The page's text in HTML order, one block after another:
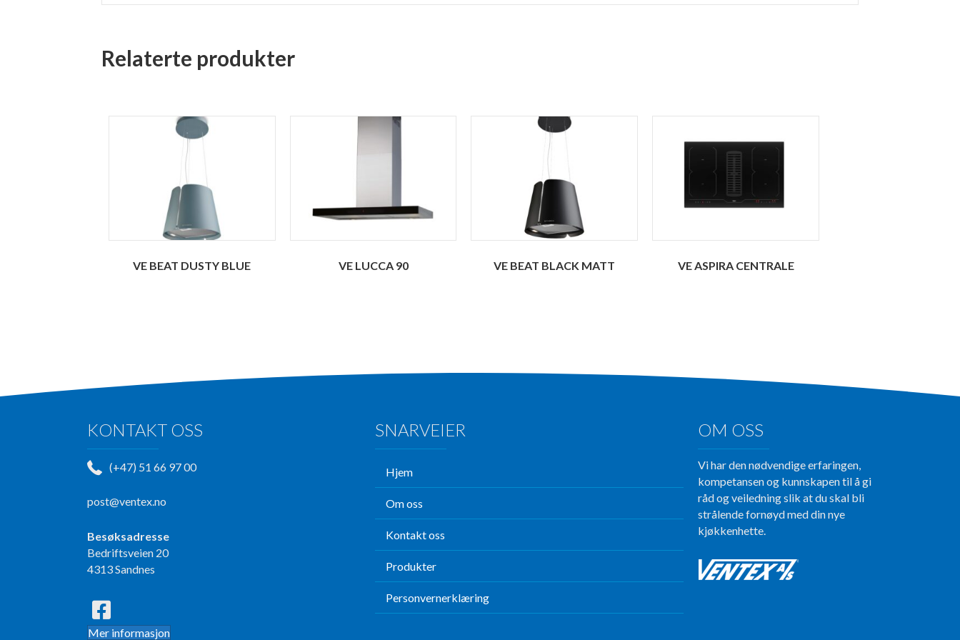
Relaterte produkter
VE BEAT DUSTY BLUE VE LUCCA 90 VE BEAT BLACK MATT VE ASPIRA CENTRALE
KONTAKT OSS
(+47) 51 66 97 00
post@ventex.no
Besøksadresse
Bedriftsveien 20
4313 Sandnes
Mer informasjon
SNARVEIER
Hjem
Om oss
Kontakt oss
Produkter
Personvernerklæring
OM OSS
Vi har den nødvendige erfaringen,
kompetansen og kunnskapen til å gi
råd og veiledning slik at du skal bli
strålende fornøyd med din nye
kjøkkenhette.